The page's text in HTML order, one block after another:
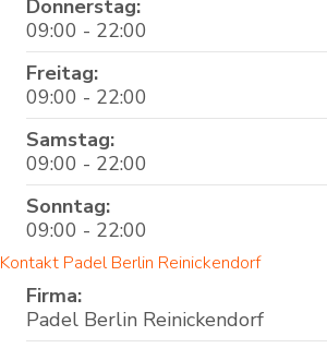
Donnerstag:
09:00 - 22:00
Freitag:
09:00 - 22:00
Samstag:
09:00 - 22:00
Sonntag:
09:00 - 22:00
Kontakt Padel Berlin Reinickendorf
Firma:
Padel Berlin Reinickendorf